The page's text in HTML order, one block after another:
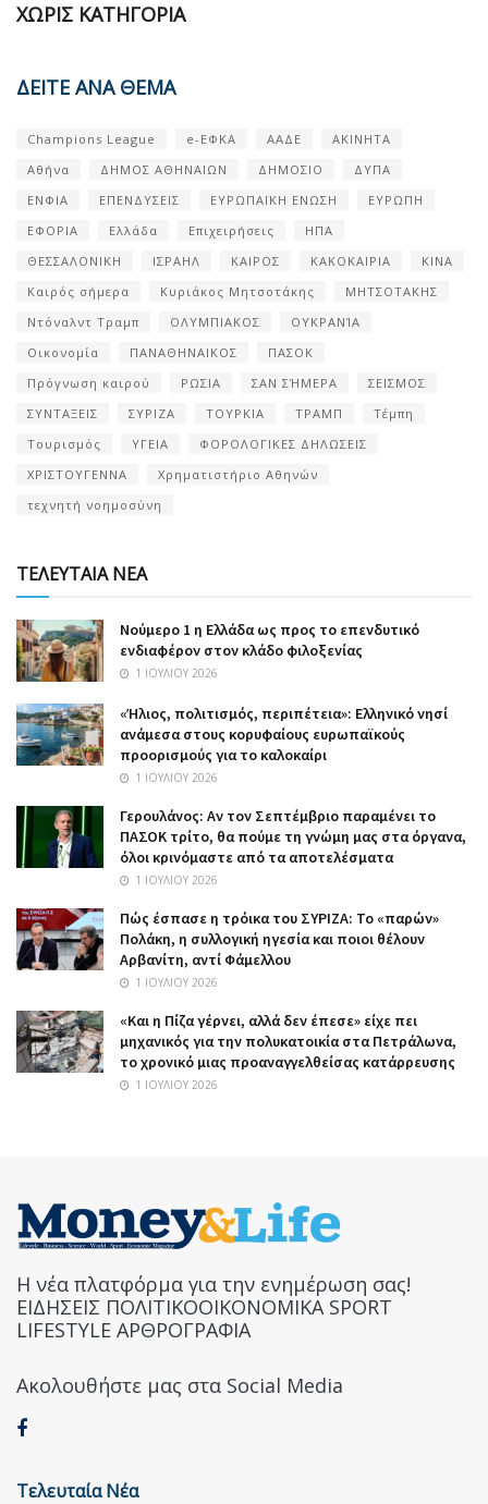
ΧΩΡΊΣ ΚΑΤΗΓΟΡΊΑ
ΔΕΙΤΕ ΑΝΑ ΘΕΜΑ
Champions League e-ΕΦΚΑ ΑΑΔΕ
ΑΚΙΝΗΤΑ
Αθήνα
ΔΗΜΟΣ ΑΘΗΝΑΙΩΝ ΔΗΜΟΣΙΟ
ΔΥΠΑ
ΕΝΦΙΑ
ΕΠΕΝΔΥΣΕΙΣ ΕΥΡΩΠΑΪΚΗ ΕΝΩΣΗ
ΕΥΡΩΠΗ
ΕΦΟΡΙΑ
Ελλάδα Επιχειρήσεις
ΗΠΑ
ΘΕΣΣΑΛΟΝΙΚΗ
ΙΣΡΑΗΛ ΚΑΙΡΟΣ ΚΑΚΟΚΑΙΡΙΑ
ΚΙΝΑ
Καιρός σήμερα
Κυριάκος Μητσοτάκης
ΜΗΤΣΟΤΑΚΗΣ
Ντόναλντ Τραμπ
ΟΛΥΜΠΙΑΚΟΣ
ΟΥΚΡΑΝΊΑ
Οικονομία
ΠΑΝΑΘΗΝΑΙΚΟΣ
ΠΑΣΟΚ
Πρόγνωση καιρού
ΡΩΣΙΑ ΣΑΝ ΣΉΜΕΡΑ
ΣΕΙΣΜΟΣ
ΣΥΝΤΑΞΕΙΣ
ΣΥΡΙΖΑ ΤΟΥΡΚΙΑ ΤΡΑΜΠ
Τέμπη
Τουρισμός
ΥΓΕΙΑ
ΦΟΡΟΛΟΓΙΚΕΣ ΔΗΛΩΣΕΙΣ
ΧΡΙΣΤΟΥΓΕΝΝΑ
Χρηματιστήριο Αθηνών
τεχνητή νοημοσύνη
ΤΕΛΕΥΤΑΙΑ ΝΕΑ
Nούμερο 1 η Ελλάδα ως προς το επενδυτικό
ενδιαφέρον στον κλάδο φιλοξενίας
1 ΙΟΥΛΊΟΥ 2026
«Ήλιος, πολιτισμός, περιπέτεια»: Ελληνικό νησί
ανάμεσα στους κορυφαίους ευρωπαϊκούς
προορισμούς για το καλοκαίρι
1 ΙΟΥΛΊΟΥ 2026
Γερουλάνος: Αν τον Σεπτέμβριο παραμένει το
ΠΑΣΟΚ τρίτο, θα πούμε τη γνώμη μας στα όργανα,
όλοι κρινόμαστε από τα αποτελέσματα
1 ΙΟΥΛΊΟΥ 2026
Πώς έσπασε η τρόικα του ΣΥΡΙΖΑ: Το «παρών»
Πολάκη, η συλλογική ηγεσία και ποιοι θέλουν
Αρβανίτη, αντί Φάμελλου
1 ΙΟΥΛΊΟΥ 2026
«Και η Πίζα γέρνει, αλλά δεν έπεσε» είχε πει
μηχανικός για την πολυκατοικία στα Πετράλωνα,
το χρονικό μιας προαναγγελθείσας κατάρρευσης
1 ΙΟΥΛΊΟΥ 2026
Η νέα πλατφόρμα για την ενημέρωση σας!
ΕΙΔΗΣΕΙΣ ΠΟΛΙΤΙΚΟΟΙΚΟΝΟΜΙΚΑ SPORT
LIFESTYLE ΑΡΘΡΟΓΡΑΦΙΑ
Ακολουθήστε μας στα Social Media
Τελευταία Νέα